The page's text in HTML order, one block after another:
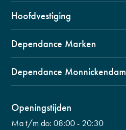
Hoofdvestiging
Swaensborch 11c
0299 653 499
info@fysiogroepwaterland.nl
Dependance Marken
Kerkbuurt 90
info@fysiogroepwaterland.nl
Dependance Monnickendam
Wilhelminalaan 56
0299 223 798
Openingstijden
Ma t/m do: 08:00 - 20:30